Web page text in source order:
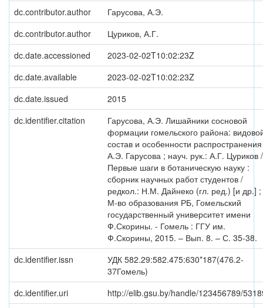
dc.contributor.author
Гарусова, А.Э.
dc.contributor.author
Цуриков, А.Г.
dc.date.accessioned
2023-02-02T10:02:23Z
dc.date.available
2023-02-02T10:02:23Z
dc.date.issued
2015
dc.identifier.citation
Гарусова, А.Э. Лишайники сосновой
формации гомельского района:
состав и особенности
А.Э. Гарусова ; науч. рук.: А.Г. Цуриков
Первые шаги в ботаническую науку :
сборник научных работ студентов /
редкол.: Н.М. Дайнеко (гл. ред.) [и др.] ;
М-во образования РБ, Гомельский
государственный университет имени
Ф.Скорины. - Гомель : ГГУ им.
Ф.Скорины, 2015. – Вып. 8. – С. 35-38.
dc.identifier.issn
УДК 582.29:582.475:630*187(476.2-
37Гомель)
dc.identifier.uri
http://elib.gsu.by/handle/123456789/